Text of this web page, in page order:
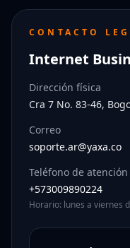
CONTACTO
Internet
Dirección física
Cra 7 No. 83-46,
Correo
soporte.ar@yaxa.co
Teléfono de atención
+573009890224
Horario: lunes a viernes